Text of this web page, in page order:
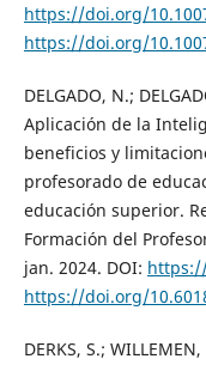
https://doi.org/
https://doi.org/
DELGADO, N.;
Aplicación de la
beneficios y
profesorado de
educación superior.
Formación del
jan. 2024. DOI:
https://doi.org/
DERKS, S.;